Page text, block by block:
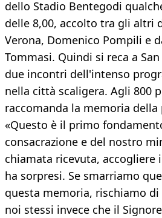
dello Stadio Bentegodi
delle 8,00, accolto tra gli altri
Verona, Domenico Pompili e
Tommasi. Quindi si reca a
due incontri dell'intenso
nella città scaligera. Agli 800
raccomanda la memoria della
«Questo è il primo
consacrazione e del nostro
chiamata ricevuta, accogliere
ha sorpresi. Se smarriamo
questa memoria, rischiamo
noi stessi invece che il